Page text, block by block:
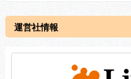
運営社情報